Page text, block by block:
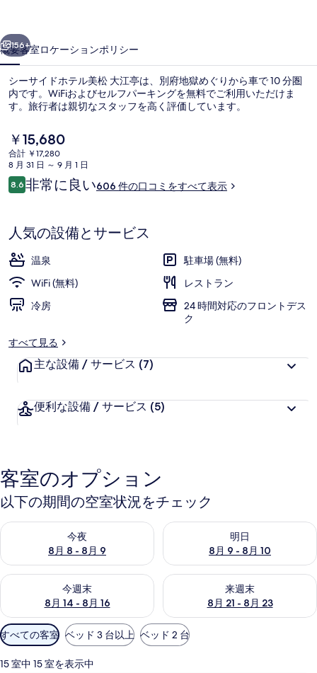
ル
美
松
大
江
亭
の
真
ギ
ャ
ラ
リ
ー
次へ
156+
概要客室ロケーションポリシー
シーサイドホテル美松 大江亭は、別府地獄めぐりから車で 10 分圏
内です。WiFiおよびセルフパーキングを無料でご利用いただけま
す。旅行者は親切なスタッフを高く評価しています。
現
在
の
料
金
で
す
￥15,680
合計 ￥17,280
8 月 31 日 ～ 9 月 1 日
口
コ
8.610段階中8.6
非常に良い606 件の口コミをすべて表示
人気の設備とサービス
温泉
駐車場 (無料)
WiFi (無料)
レストラン
冷房
24 時間対応のフロントデス
ク
すべて見る
主な設備 / サービス (7)
便利な設備 / サービス (5)
客室のオプション
以下の期間の空室状況をチェック
今夜
8月 8 - 8月 9
今夜 8月 8 - 8月 9 の空室状況をチェック
明日
8月 9 - 8月 10
明日 8月 9 - 8月 10 の空室状
今週末
8月 14 - 8月 16
今週末 8月 14 - 8月 16 の空室状況をチェック
来週末
8月 21 - 8月 23
来週末 8月 21 - 8月 23 の空室
利
用
可
すべての客室 ベッド 3 台以上 ベッド 2 台
15 室中 15 室を表示中